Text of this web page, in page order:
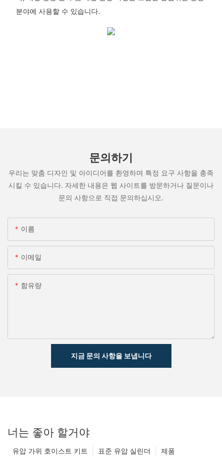
분야에 사용할 수 있습니다.
문의하기
우리는 맞춤 디자인 및 아이디어를 환영하며 특정 요구 사항을 충족
시킬 수 있습니다. 자세한 내용은 웹 사이트를 방문하거나 질문이나
문의 사항으로 직접 문의하십시오.
이름
이메일
함유량
지금 문의 사항을 보냅니다
너는 좋아 할거야
제품
표준 유압 실린더
유압 가위 호이스트 키트